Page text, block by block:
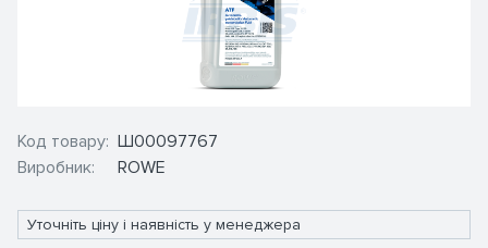
Код товару:
Виробник:
Ш00097767
ROWE
Уточніть ціну і наявність у менеджера